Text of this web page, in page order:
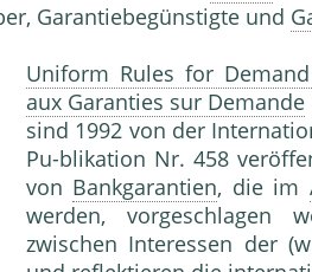
Garantie­begünstigte und
Uniform Rules for
aux Garanties sur Demande
sind 1992 von der
Pu-blikation Nr. 458
von Bankgarantien, die im
werden, vorgeschlagen
zwischen Interessen der